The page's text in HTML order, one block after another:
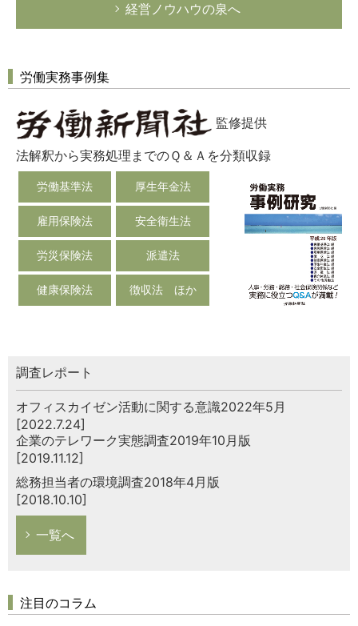
経営ノウハウの泉へ
労働実務事例集
監修提供
法解釈から実務処理までのＱ＆Ａを分類収録
労働基準法 厚生年金法
雇用保険法 安全衛生法
労災保険法 派遣法
健康保険法 徴収法 ほか
調査レポート
オフィスカイゼン活動に関する意識2022年5月
[2022.7.24]
企業のテレワーク実態調査2019年10月版
[2019.11.12]
総務担当者の環境調査2018年4月版
[2018.10.10]
一覧へ
注目のコラム